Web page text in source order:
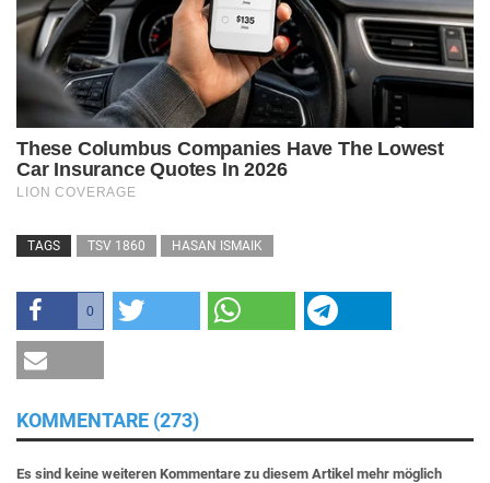
TAGS TSV 1860 HASAN ISMAIK
0
KOMMENTARE (273)
Es sind keine weiteren Kommentare zu diesem Artikel mehr möglich